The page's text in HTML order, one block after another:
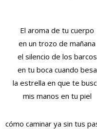
El aroma de tu cuerpo
en un trozo de mañana
el silencio de los barcos
en tu boca cuando besa
la estrella en que te
mis manos en tu piel
cómo caminar ya sin tus